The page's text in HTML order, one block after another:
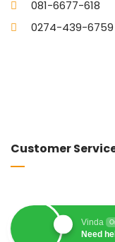
081-6677-618
0274-439-6759
Customer
Vinda
Need